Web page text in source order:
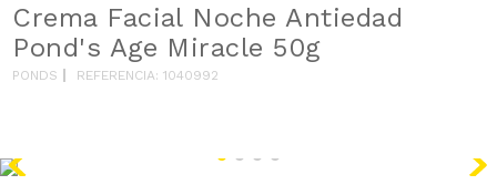
Crema Facial Noche Antiedad
Pond's Age Miracle 50g
PONDS REFERENCIA:1040992